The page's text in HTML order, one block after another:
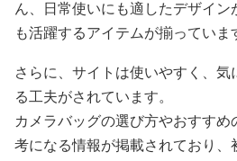
ん、日常使いにも適したデザイ
も活躍するアイテムが揃っていま
さらに、サイトは使いやすく、
る工夫がされています。
カメラバッグの選び方やおすす
考になる情報が掲載されており、